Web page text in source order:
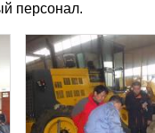
персонал.